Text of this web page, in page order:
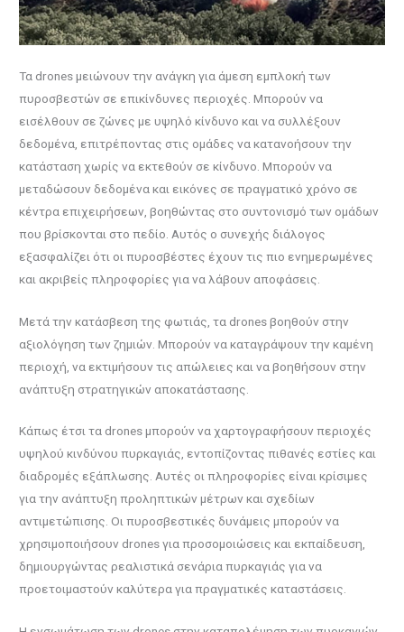
Τα drones μειώνουν την ανάγκη για άμεση εμπλοκή των
πυροσβεστών σε επικίνδυνες περιοχές. Μπορούν να
εισέλθουν σε ζώνες με υψηλό κίνδυνο και να συλλέξουν
δεδομένα, επιτρέποντας στις ομάδες να κατανοήσουν την
κατάσταση χωρίς να εκτεθούν σε κίνδυνο. Μπορούν να
μεταδώσουν δεδομένα και εικόνες σε πραγματικό χρόνο σε
κέντρα επιχειρήσεων, βοηθώντας στο συντονισμό των ομάδων
που βρίσκονται στο πεδίο. Αυτός ο συνεχής διάλογος
εξασφαλίζει ότι οι πυροσβέστες έχουν τις πιο ενημερωμένες
και ακριβείς πληροφορίες για να λάβουν αποφάσεις.
Μετά την κατάσβεση της φωτιάς, τα drones βοηθούν στην
αξιολόγηση των ζημιών. Μπορούν να καταγράψουν την καμένη
περιοχή, να εκτιμήσουν τις απώλειες και να βοηθήσουν στην
ανάπτυξη στρατηγικών αποκατάστασης.
Κάπως έτσι τα drones μπορούν να χαρτογραφήσουν περιοχές
υψηλού κινδύνου πυρκαγιάς, εντοπίζοντας πιθανές εστίες και
διαδρομές εξάπλωσης. Αυτές οι πληροφορίες είναι κρίσιμες
για την ανάπτυξη προληπτικών μέτρων και σχεδίων
αντιμετώπισης. Οι πυροσβεστικές δυνάμεις μπορούν να
χρησιμοποιήσουν drones για προσομοιώσεις και εκπαίδευση,
δημιουργώντας ρεαλιστικά σενάρια πυρκαγιάς για να
προετοιμαστούν καλύτερα για πραγματικές καταστάσεις.